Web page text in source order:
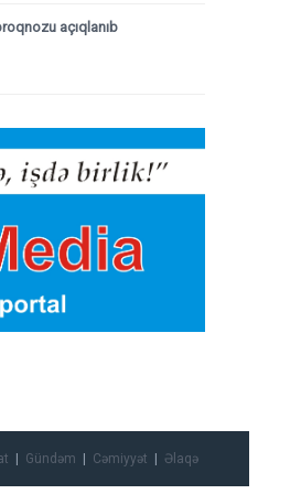
açıqlanıb
Gündəm Cəmiyyət Əlaqə